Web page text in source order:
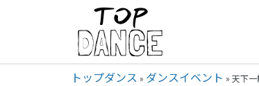
トップダンス » ダンスイベント » 天下一